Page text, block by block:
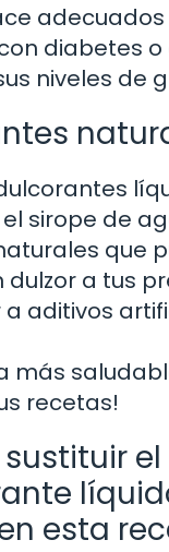
diabetes
niveles de
sirope de
que
dulzor a tus
a aditivos
más
recetas!
el
esta